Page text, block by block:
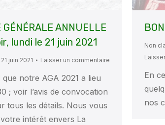
GÉNÉRALE ANNUELLE
lundi le 21 juin 2021
21 juin 2021 Laisser un commentaire
notre AGA 2021 a lieu
; voir l’avis de convocation
tous les détails. Nous vous
intérêt envers La
Non
En
nos